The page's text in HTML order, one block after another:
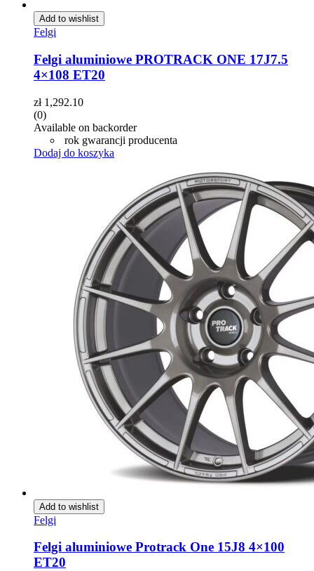
Add to wishlist
Felgi
Felgi aluminiowe PROTRACK ONE 17J7.5
4×108 ET20
zł1,292.10
(0)
Available on backorder
rok gwarancji producenta
Dodaj do koszyka
Add to wishlist
Felgi
Felgi aluminiowe Protrack One 15J8 4×100
ET20